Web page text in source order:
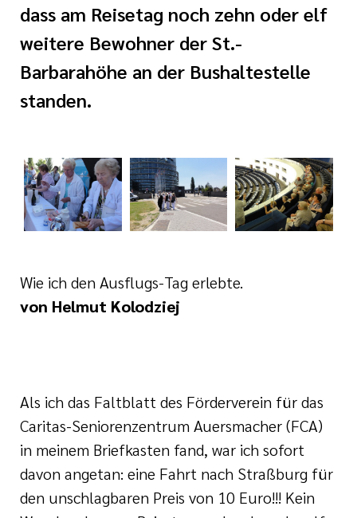
dass am Reisetag noch zehn oder elf
weitere Bewohner der St.-
Barbarahöhe an der Bushaltestelle
standen.
Wie ich den Ausflugs-Tag erlebte.
von Helmut Kolodziej
Als ich das Faltblatt des Förderverein für das
Caritas-Seniorenzentrum Auersmacher (FCA)
in meinem Briefkasten fand, war ich sofort
davon angetan: eine Fahrt nach Straßburg für
den unschlagbaren Preis von 10 Euro!!! Kein